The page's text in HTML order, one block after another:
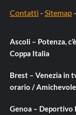
Contatti - Sitemap-
Ascoli – Potenza,
Coppa Italia
Brest – Venezia in
orario / Amichevole
Genoa – Deportivo